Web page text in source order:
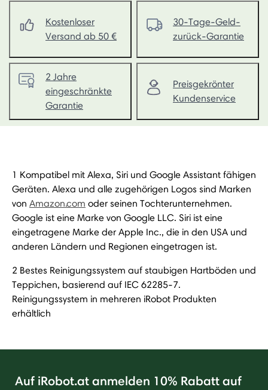
Kostenloser
Versand ab 50 €
30-Tage-Geld-
zurück-Garantie
2 Jahre
eingeschränkte
Garantie
Preisgekrönter
Kundenservice
1 Kompatibel mit Alexa, Siri und Google Assistant fähigen
Geräten. Alexa und alle zugehörigen Logos sind Marken
von Amazon.com oder seinen Tochterunternehmen.
Google ist eine Marke von Google LLC. Siri ist eine
eingetragene Marke der Apple Inc., die in den USA und
anderen Ländern und Regionen eingetragen ist.
2 Bestes Reinigungssystem auf staubigen Hartböden und
Teppichen, basierend auf IEC 62285-7.
Reinigungssystem in mehreren iRobot Produkten
erhältlich
Auf iRobot.at anmelden 10% Rabatt auf